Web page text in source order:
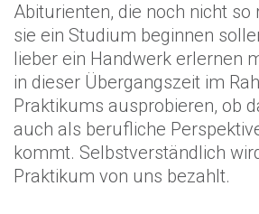
Abiturienten, die noch nicht so
sie ein Studium beginnen
lieber ein Handwerk erlernen
in dieser Übergangszeit im
Praktikums ausprobieren, ob
auch als berufliche
kommt. Selbstverständlich
Praktikum von uns bezahlt.